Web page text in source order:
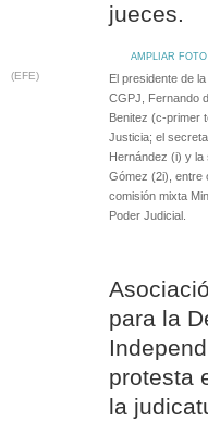
jueces.
AMPLIAR FOTO
(EFE)
El presidente de
CGPJ, Fernando
Benitez (c-primer
Justicia; el
Hernández (i) y
Gómez (2i), entre
comisión mixta
Poder Judicial.
para la
protesta
la